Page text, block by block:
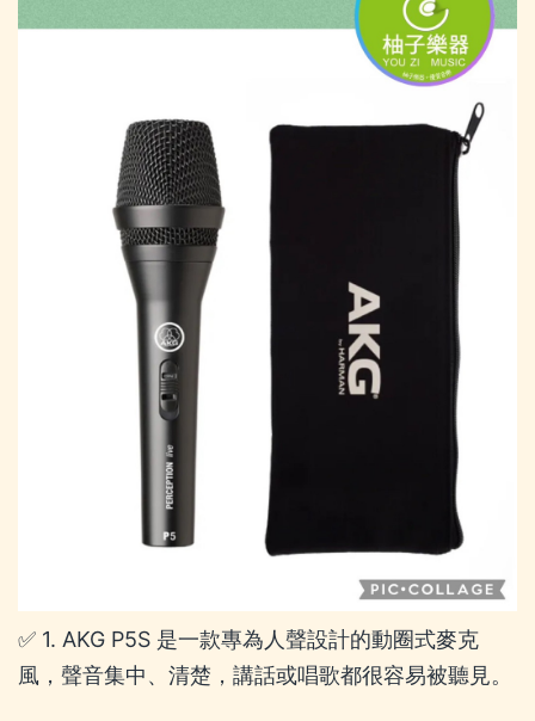
✅ 1. AKG P5S 是一款專為人聲設計的動圈式麥克
風，聲音集中、清楚，講話或唱歌都很容易被聽見。